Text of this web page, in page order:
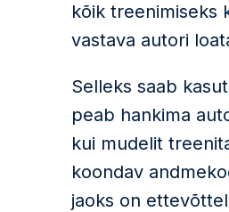
kõik treenimiseks
vastava autori
Selleks saab
peab hankima
kui mudelit
koondav
jaoks on